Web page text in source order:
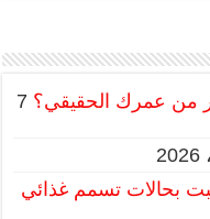
من عمرك الحقيقي؟ 7
بحالات تسمم غذائي